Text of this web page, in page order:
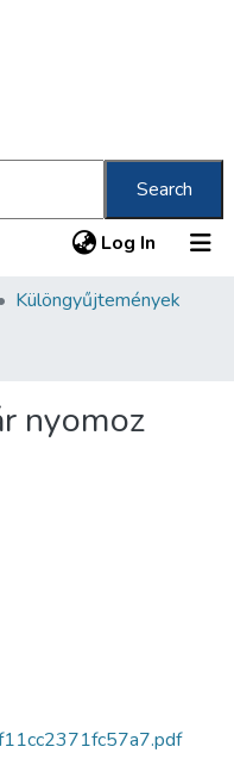
Search
Log In (current)
Különgyűjtemények
nyomoz